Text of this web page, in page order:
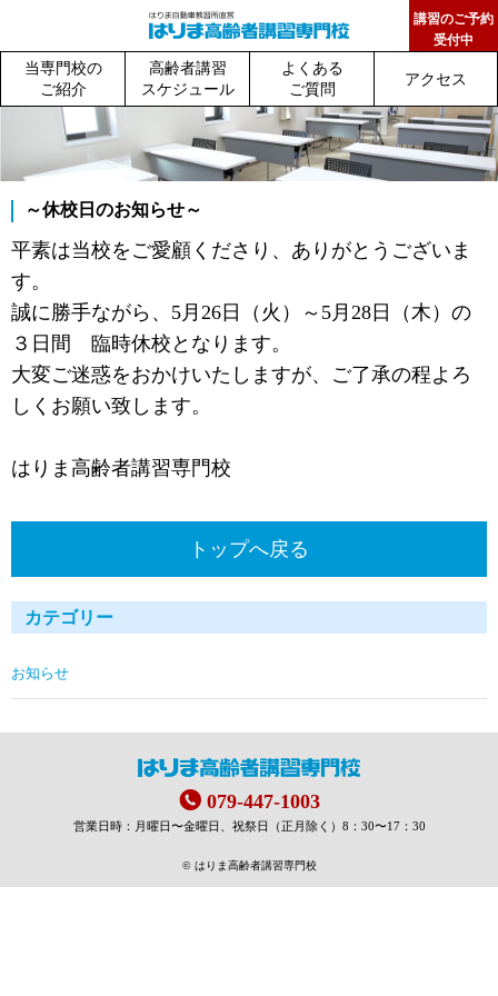
講習のご予約
受付中
当専門校の
ご紹介
高齢者講習
スケジュール
よくある
ご質問
アクセス
～休校日のお知らせ～
平素は当校をご愛顧くださり、ありがとうございま
す。
誠に勝手ながら、5月26日（火）～5月28日（木）の
３日間 臨時休校となります。
大変ご迷惑をおかけいたしますが、ご了承の程よろ
しくお願い致します。
はりま高齢者講習専門校
トップへ戻る
カテゴリー
お知らせ
079-447-1003
営業日時：月曜日〜金曜日、祝祭日（正月除く）8：30〜17：30
© はりま高齢者講習専門校